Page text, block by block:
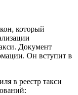
который
Документ
Он вступит в
в реестр такси